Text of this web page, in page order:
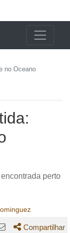
no Oceano
perto
Compartilhar